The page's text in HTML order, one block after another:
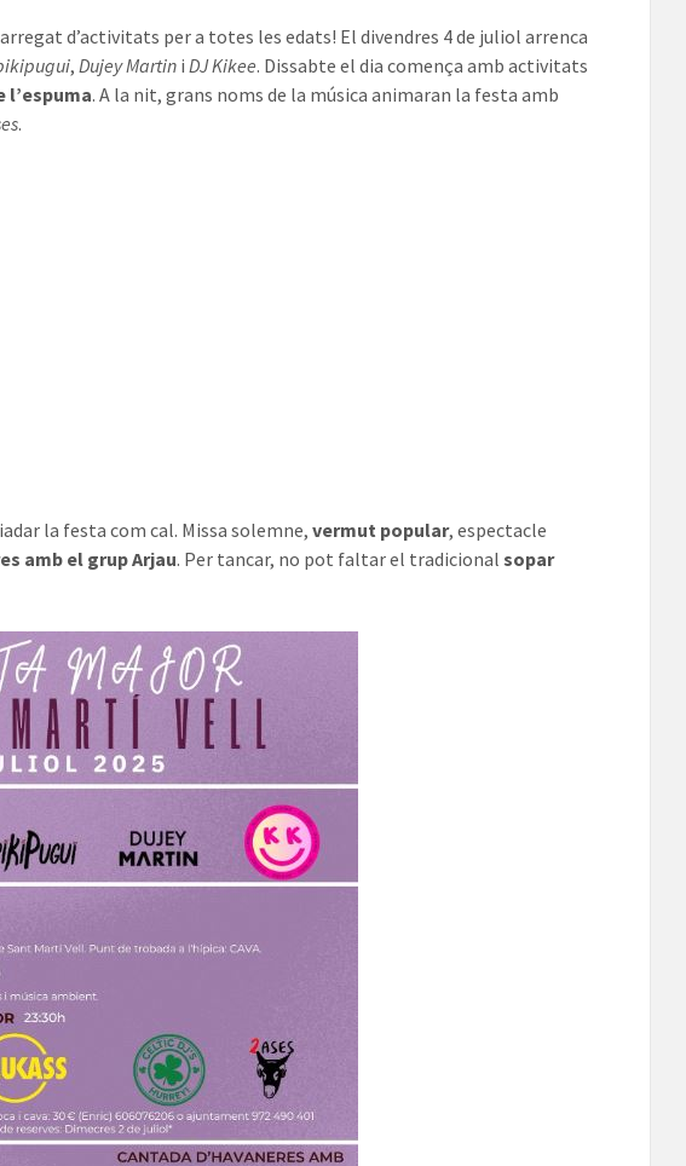
d’activitats per a totes les edats! El divendres 4 de juliol arrenca
,Dujey Martin iDJ Kikee. Dissabte el dia comença amb activitats
l’espuma. A la nit, grans noms de la música animaran la festa amb
.
la festa com cal. Missa solemne,vermut popular, espectacle
amb el grup Arjau. Per tancar, no pot faltar el tradicionalsopar